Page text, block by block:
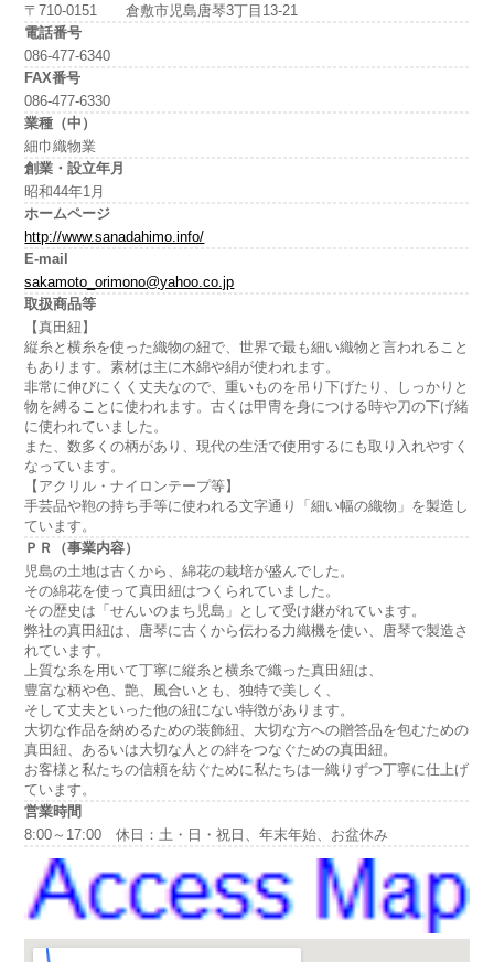
〒710-0151 倉敷市児島唐琴3丁目13-21
電話番号
086-477-6340
FAX番号
086-477-6330
業種（中）
細巾織物業
創業・設立年月
昭和44年1月
ホームページ
http://www.sanadahimo.info/
E-mail
sakamoto_orimono@yahoo.co.jp
取扱商品等
【真田紐】
縦糸と横糸を使った織物の紐で、世界で最も細い織物と言われること
もあります。素材は主に木綿や絹が使われます。
非常に伸びにくく丈夫なので、重いものを吊り下げたり、しっかりと
物を縛ることに使われます。古くは甲冑を身につける時や刀の下げ緒
に使われていました。
また、数多くの柄があり、現代の生活で使用するにも取り入れやすく
なっています。
【アクリル・ナイロンテープ等】
手芸品や鞄の持ち手等に使われる文字通り「細い幅の織物」を製造し
ています。
ＰＲ（事業内容）
児島の土地は古くから、綿花の栽培が盛んでした。
その綿花を使って真田紐はつくられていました。
その歴史は「せんいのまち児島」として受け継がれています。
弊社の真田紐は、唐琴に古くから伝わる力織機を使い、唐琴で製造さ
れています。
上質な糸を用いて丁寧に縦糸と横糸で織った真田紐は、
豊富な柄や色、艶、風合いとも、独特で美しく、
そして丈夫といった他の紐にない特徴があります。
大切な作品を納めるための装飾紐、大切な方への贈答品を包むための
真田紐、あるいは大切な人との絆をつなぐための真田紐。
お客様と私たちの信頼を紡ぐために私たちは一織りずつ丁寧に仕上げ
ています。
営業時間
8:00～17:00 休日：土・日・祝日、年末年始、お盆休み